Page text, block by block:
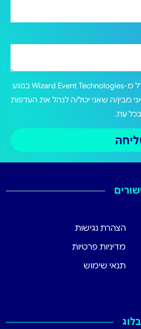
אני מסכים/ה לקבל הודעות דוא"ל מ-Wizard Event Technologies בנוגע
אני מבין/ה שאני יכול/ה לנהל את העדפות
עת.
הצהרת נגישות
מדיניות פרטיות
תנאי שימוש
בלוג